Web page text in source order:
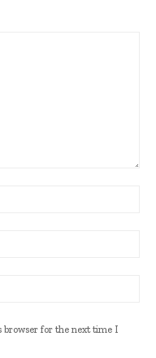
browser for the next time I